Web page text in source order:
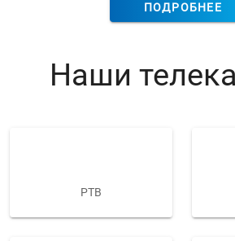
ПОДРОБНЕЕ
Наши
РТВ